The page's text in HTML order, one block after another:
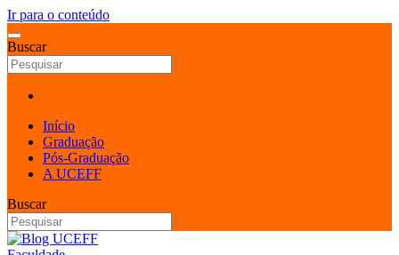
Ir para o conteúdo
Buscar
Início
Graduação
Pós-Graduação
A UCEFF
Buscar